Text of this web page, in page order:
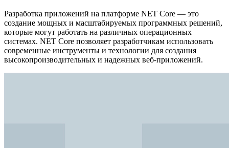
Разработка приложений на платформе NET Core — это
создание мощных и масштабируемых программных решений,
которые могут работать на различных операционных
системах. NET Core позволяет разработчикам использовать
современные инструменты и технологии для создания
высокопроизводительных и надежных веб-приложений.